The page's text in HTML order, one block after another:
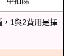
，1與2費用是擇